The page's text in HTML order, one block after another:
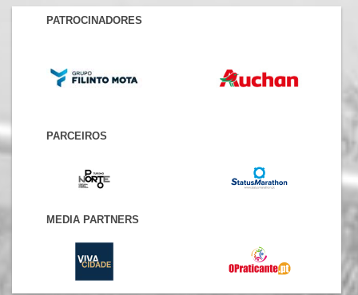
PATROCINADORES
PARCEIROS
MEDIA PARTNERS